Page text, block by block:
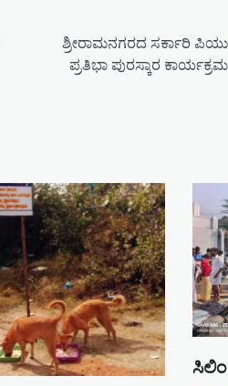
ಶ್ರೀರಾಮನಗರದ ಸರ್ಕಾರಿ ಪಿಯು
ಪ್ರತಿಭಾ ಪುರಸ್ಕಾರ